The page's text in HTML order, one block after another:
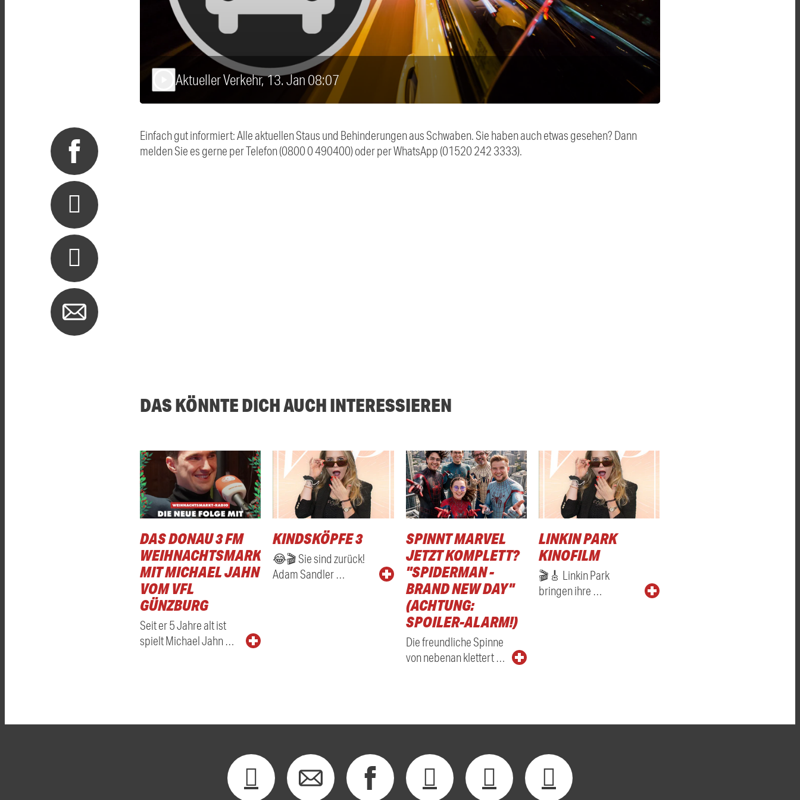
Aktueller Verkehr, 13. Jan 08:07
Einfach gut informiert: Alle aktuellen Staus und Behinderungen aus Schwaben. Sie haben auch etwas gesehen? Dann
melden Sie es gerne per Telefon (0800 0 490400) oder per WhatsApp (01520 242 3333).
DAS KÖNNTE DICH AUCH INTERESSIEREN
DAS DONAU 3 FM
WEIHNACHTSMARKTRADIO
MIT MICHAEL JAHN
VOM VFL
GÜNZBURG
Seit er 5 Jahre alt ist
spielt Michael Jahn …
KINDSKÖPFE 3
😂🎬 Sie sind zurück!
Adam Sandler …
SPINNT MARVEL
JETZT KOMPLETT?
"SPIDERMAN -
BRAND NEW DAY"
(ACHTUNG:
SPOILER-ALARM!)
Die freundliche Spinne
von nebenan klettert …
LINKIN PARK
KINOFILM
🎬🎸 Linkin Park
bringen ihre …